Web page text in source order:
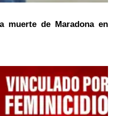
muerte de Maradona en